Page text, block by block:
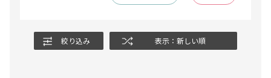
絞り込み 表示：新しい順